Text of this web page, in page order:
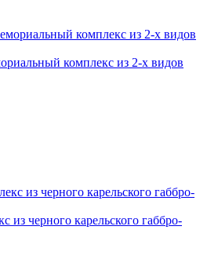
комплекс из 2-х видов
черного карельского габбро-